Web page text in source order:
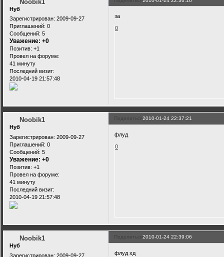
Noobik1
Нуб
Зарегистрирован: 2009-09-27
Приглашений: 0
Сообщений: 5
Уважение: +0
Позитив: +1
Провел на форуме:
41 минуту
Последний визит:
2010-04-19 21:57:48
за
0
Поделиться2010-01-24 22:37:21
Noobik1
Нуб
Зарегистрирован: 2009-09-27
Приглашений: 0
Сообщений: 5
Уважение: +0
Позитив: +1
Провел на форуме:
41 минуту
Последний визит:
2010-04-19 21:57:48
флуд
0
Поделиться2010-01-24 22:39:06
Noobik1
Нуб
Зарегистрирован: 2009-09-27 флуд хд